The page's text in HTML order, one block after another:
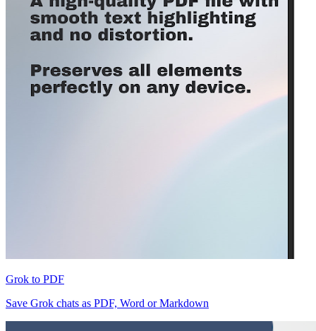
Grok to PDF
Save Grok chats as PDF, Word or Markdown